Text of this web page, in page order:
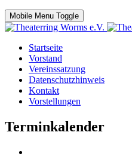
Mobile Menu Toggle
Startseite
Vorstand
Vereinssatzung
Datenschutzhinweis
Kontakt
Vorstellungen
Terminkalender